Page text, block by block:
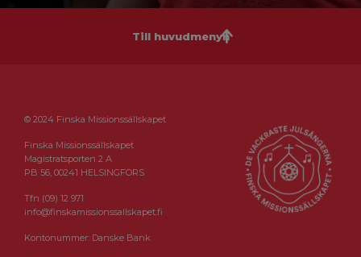
Till huvudmenyn
© 2024 Finska Missionssällskapet
Finska Missionssällskapet
Magistratsporten 2 A
PB 56, 00241 HELSINGFORS
Tfn (09) 12 971
info@finskamissionssallskapet.fi
Kontonummer: Danske Bank